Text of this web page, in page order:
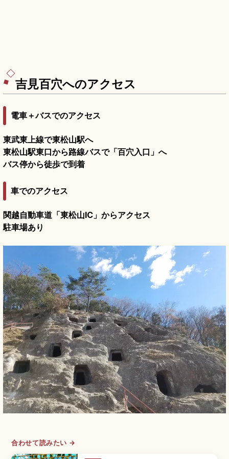
吉見百穴へのアクセス
電車＋バスでのアクセス
東武東上線で東松山駅へ
東松山駅東口から路線バスで「百穴入口」へ
バス停から徒歩で到着
車でのアクセス
関越自動車道「東松山IC」からアクセス
駐車場あり
合わせて読みたい →